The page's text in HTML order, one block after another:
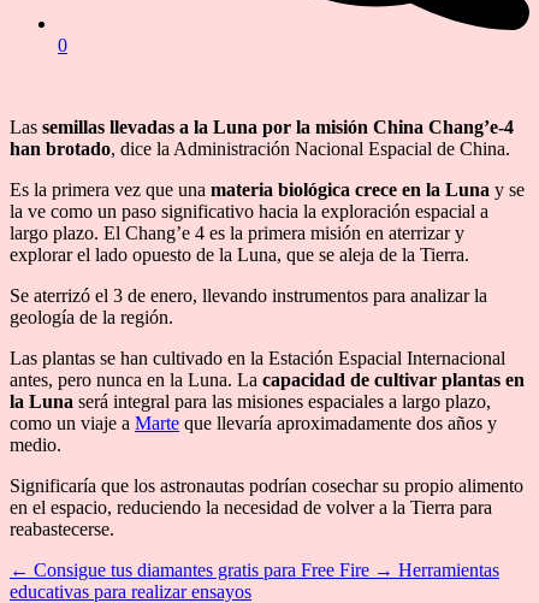
0
Las semillas llevadas a la Luna por la misión China Chang’e-4
han brotado, dice la Administración Nacional Espacial de China.
Es la primera vez que una materia biológica crece en la Luna y se
la ve como un paso significativo hacia la exploración espacial a
largo plazo. El Chang’e 4 es la primera misión en aterrizar y
explorar el lado opuesto de la Luna, que se aleja de la Tierra.
Se aterrizó el 3 de enero, llevando instrumentos para analizar la
geología de la región.
Las plantas se han cultivado en la Estación Espacial Internacional
antes, pero nunca en la Luna. La capacidad de cultivar plantas en
la Luna será integral para las misiones espaciales a largo plazo,
como un viaje a Marte que llevaría aproximadamente dos años y
medio.
Significaría que los astronautas podrían cosechar su propio alimento
en el espacio, reduciendo la necesidad de volver a la Tierra para
reabastecerse.
← Consigue tus diamantes gratis para Free Fire → Herramientas
educativas para realizar ensayos